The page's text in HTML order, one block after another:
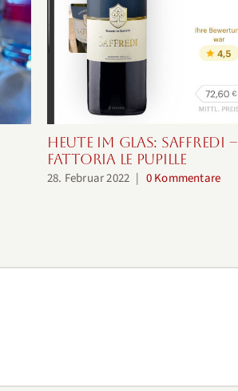
Heute im Glas: Saffredi –
Fattoria le Pupille
28. Februar 2022 | 0 Kommentare